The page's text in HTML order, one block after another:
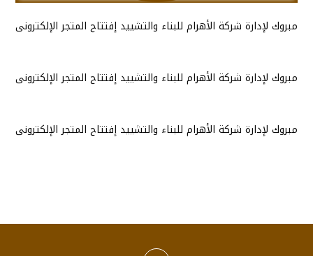
مبروك لإدارة شركة الأهرام للبناء والتشييد إفتتاح المتجر الإلكترونى
مبروك لإدارة شركة الأهرام للبناء والتشييد إفتتاح المتجر الإلكترونى
مبروك لإدارة شركة الأهرام للبناء والتشييد إفتتاح المتجر الإلكترونى